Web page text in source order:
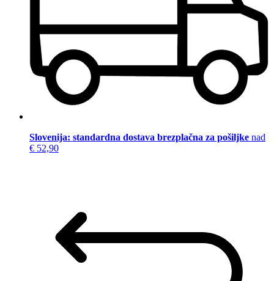
Slovenija: standardna dostava brezplačna za pošiljke nad
€ 52,90